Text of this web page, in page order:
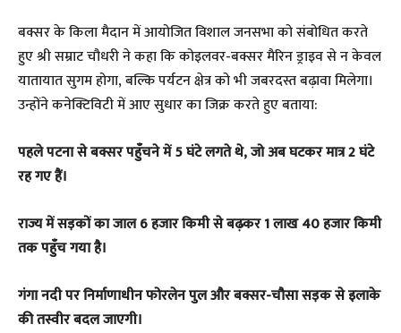
बक्सर के किला मैदान में आयोजित विशाल जनसभा को संबोधित करते
हुए श्री सम्राट चौधरी ने कहा कि कोइलवर-बक्सर मैरिन ड्राइव से न केवल
यातायात सुगम होगा, बल्कि पर्यटन क्षेत्र को भी जबरदस्त बढ़ावा मिलेगा।
उन्होंने कनेक्टिविटी में आए सुधार का जिक्र करते हुए बताया:
​पहले पटना से बक्सर पहुँचने में 5 घंटे लगते थे, जो अब घटकर मात्र 2 घंटे
रह गए हैं।
​राज्य में सड़कों का जाल 6 हजार किमी से बढ़कर 1 लाख 40 हजार किमी
तक पहुँच गया है।
​गंगा नदी पर निर्माणाधीन फोरलेन पुल और बक्सर-चौसा सड़क से इलाके
की तस्वीर बदल जाएगी।